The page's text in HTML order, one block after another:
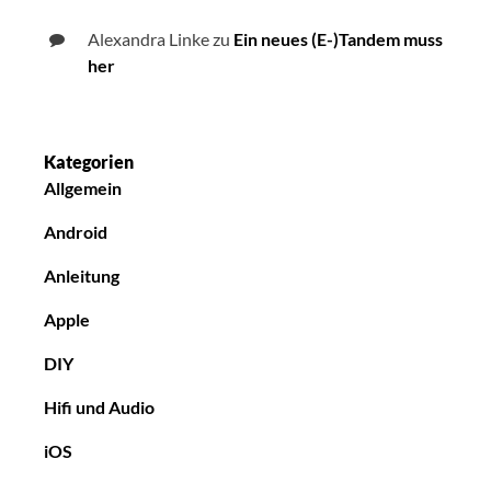
Alexandra Linkezu Ein neues (E-)Tandem muss
her
Kategorien
Allgemein
Android
Anleitung
Apple
DIY
Hifi und Audio
iOS